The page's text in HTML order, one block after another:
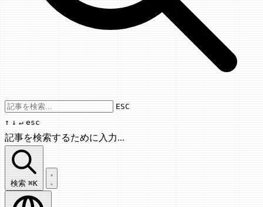
Use arrow keys to navigate results,
ESC
↑ ↓ ↵ esc
記事を検索するために入力...
記事を検索...
検索 ⌘K